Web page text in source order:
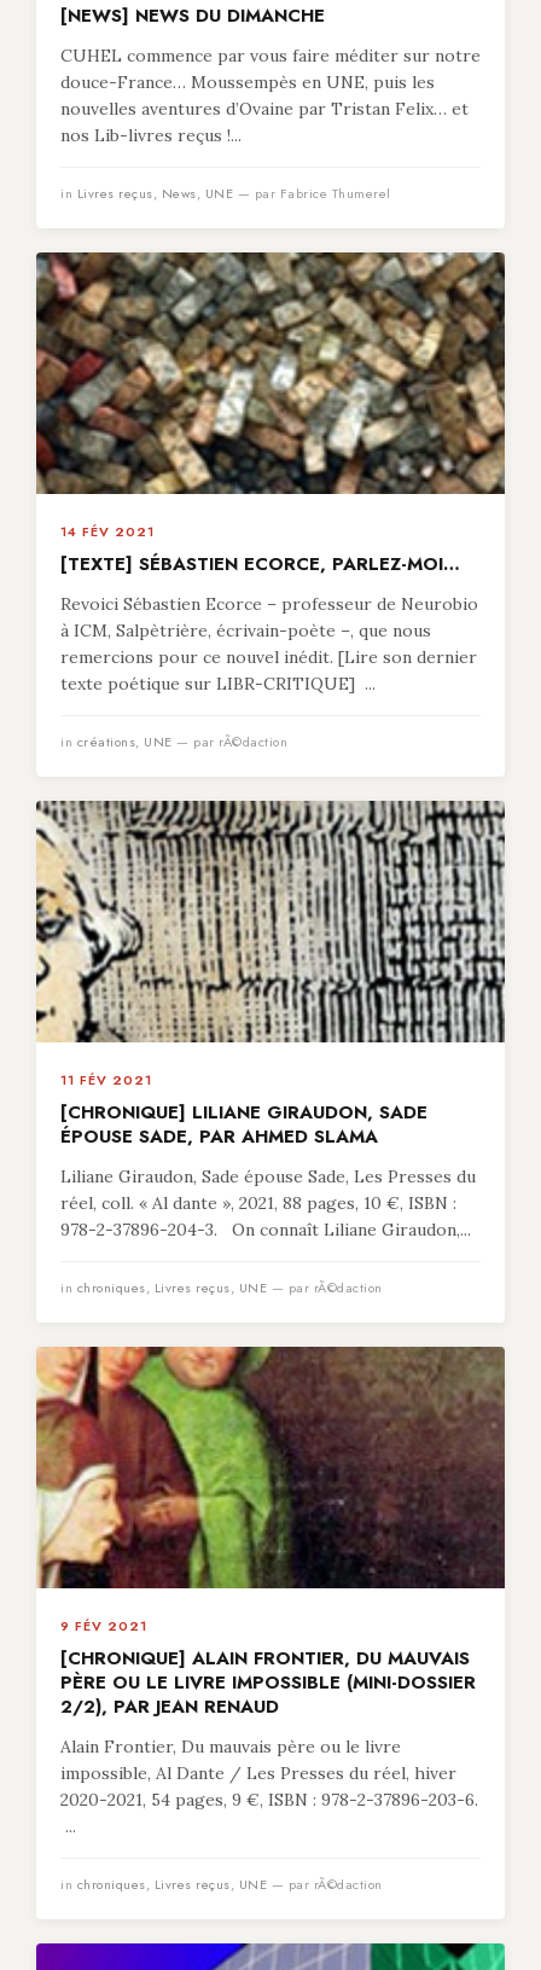
[NEWS] NEWS DU DIMANCHE
CUHEL commence par vous faire méditer sur notre
douce-France… Moussempès en UNE, puis les
nouvelles aventures d’Ovaine par Tristan Felix… et
nos Lib-livres reçus !...
in Livres reçus, News, UNE — par Fabrice Thumerel
14 FÉV 2021
[TEXTE] SÉBASTIEN ECORCE, PARLEZ-MOI…
Revoici Sébastien Ecorce – professeur de Neurobio
à ICM, Salpètrière, écrivain-poète –, que nous
remercions pour ce nouvel inédit. [Lire son dernier
texte poétique sur LIBR-CRITIQUE] ...
in créations, UNE — par rÃ©daction
11 FÉV 2021
[CHRONIQUE] LILIANE GIRAUDON, SADE
ÉPOUSE SADE, PAR AHMED SLAMA
Liliane Giraudon, Sade épouse Sade, Les Presses du
réel, coll. « Al dante », 2021, 88 pages, 10 €, ISBN :
978-2-37896-204-3. On connaît Liliane Giraudon,...
in chroniques, Livres reçus, UNE — par rÃ©daction
9 FÉV 2021
[CHRONIQUE] ALAIN FRONTIER, DU MAUVAIS
PÈRE OU LE LIVRE IMPOSSIBLE (MINI-DOSSIER
2/2), PAR JEAN RENAUD
Alain Frontier, Du mauvais père ou le livre
impossible, Al Dante / Les Presses du réel, hiver
2020-2021, 54 pages, 9 €, ISBN : 978-2-37896-203-6.
...
in chroniques, Livres reçus, UNE — par rÃ©daction